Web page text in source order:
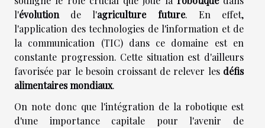
l'évolution de l'agriculture future. En effet,
l'application des technologies de l'information et de
la communication (TIC) dans ce domaine est en
constante progression. Cette situation est d'ailleurs
favorisée par le besoin croissant de relever les défis
alimentaires mondiaux.
On note donc que l'intégration de la robotique est
d'une importance capitale pour l'avenir de